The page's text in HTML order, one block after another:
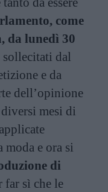
come
da lunedì 30
dal
e da
dell’opinione
mesi di
e ora si
di
far sì che le